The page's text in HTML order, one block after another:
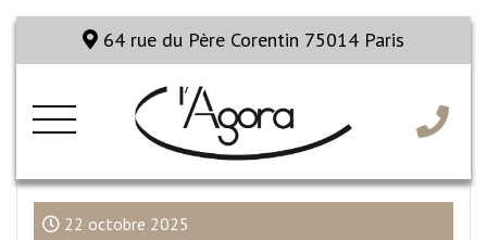
64 rue du Père Corentin 75014 Paris
22 octobre 2025